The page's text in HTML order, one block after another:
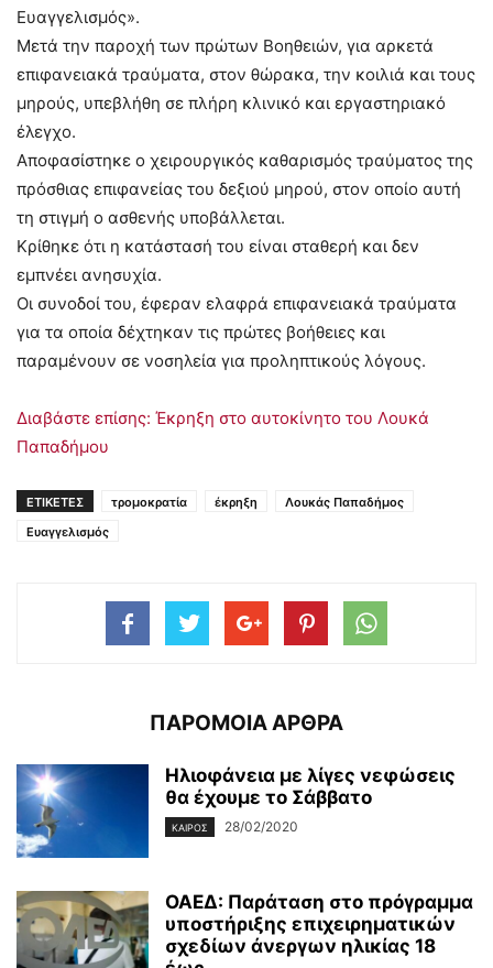
Ευαγγελισμός».
Μετά την παροχή των πρώτων Βοηθειών, για αρκετά
επιφανειακά τραύματα, στον θώρακα, την κοιλιά και τους
μηρούς, υπεβλήθη σε πλήρη κλινικό και εργαστηριακό
έλεγχο.
Αποφασίστηκε ο χειρουργικός καθαρισμός τραύματος της
πρόσθιας επιφανείας του δεξιού μηρού, στον οποίο αυτή
τη στιγμή ο ασθενής υποβάλλεται.
Κρίθηκε ότι η κατάστασή του είναι σταθερή και δεν
εμπνέει ανησυχία.
Οι συνοδοί του, έφεραν ελαφρά επιφανειακά τραύματα
για τα οποία δέχτηκαν τις πρώτες βοήθειες και
παραμένουν σε νοσηλεία για προληπτικούς λόγους.
Διαβάστε επίσης: Έκρηξη στο αυτοκίνητο του Λουκά
Παπαδήμου
ΕΤΙΚΕΤΕΣ τρομοκρατία έκρηξη
Λουκάς Παπαδήμος
Ευαγγελισμός
ΠΑΡΟΜΟΙΑ ΑΡΘΡΑ
Ηλιοφάνεια με λίγες νεφώσεις
θα έχουμε το Σάββατο
ΚΑΙΡΌΣ 28/02/2020
ΟΑΕΔ: Παράταση στο πρόγραμμα
υποστήριξης επιχειρηματικών
σχεδίων άνεργων ηλικίας 18